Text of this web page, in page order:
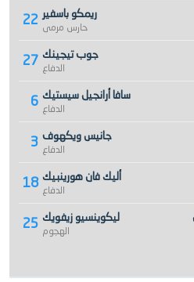
22 ريمكو باسفير
حارس مرمى
27 جوب تيجينك
الدفاع
6 سافا أرانجيل سيستيك
الدفاع
3 جانيس ويكهوف
الدفاع
18 أليك فان هورينبيك
الدفاع
25 ليكوينسيو زيفويك
الهجوم